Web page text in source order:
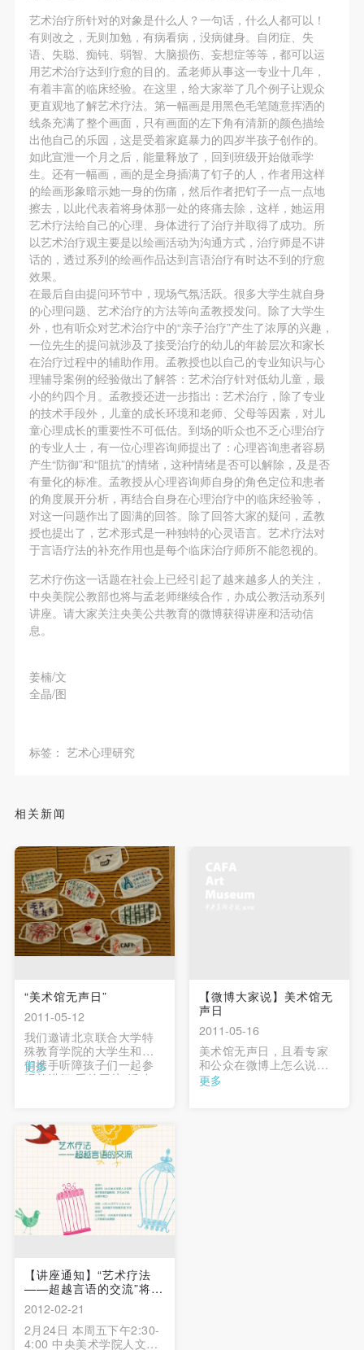
艺术治疗所针对的对象是什么人？一句话，什么人都可以！
有则改之，无则加勉，有病看病，没病健身。自闭症、失
语、失聪、痴钝、弱智、大脑损伤、妄想症等等，都可以运
用艺术治疗达到疗愈的目的。孟老师从事这一专业十几年，
有着丰富的临床经验。在这里，给大家举了几个例子让观众
更直观地了解艺术疗法。第一幅画是用黑色毛笔随意挥洒的
线条充满了整个画面，只有画面的左下角有清新的颜色描绘
出他自己的乐园，这是受着家庭暴力的四岁半孩子创作的。
如此宣泄一个月之后，能量释放了，回到班级开始做乖学
生。还有一幅画，画的是全身插满了钉子的人，作者用这样
的绘画形象暗示她一身的伤痛，然后作者把钉子一点一点地
擦去，以此代表着将身体那一处的疼痛去除，这样，她运用
艺术疗法给自己的心理、身体进行了治疗并取得了成功。所
以艺术治疗观主要是以绘画活动为沟通方式，治疗师是不讲
话的，透过系列的绘画作品达到言语治疗有时达不到的疗愈
效果。
在最后自由提问环节中，现场气氛活跃。很多大学生就自身
的心理问题、艺术治疗的方法等向孟教授发问。除了大学生
外，也有听众对艺术治疗中的“亲子治疗”产生了浓厚的兴趣，
一位先生的提问就涉及了接受治疗的幼儿的年龄层次和家长
在治疗过程中的辅助作用。孟教授也以自己的专业知识与心
理辅导案例的经验做出了解答：艺术治疗针对低幼儿童，最
小的约四个月。孟教授还进一步指出：艺术治疗，除了专业
的技术手段外，儿童的成长环境和老师、父母等因素，对儿
童心理成长的重要性不可低估。到场的听众也不乏心理治疗
的专业人士，有一位心理咨询师提出了：心理咨询患者容易
产生“防御”和“阻抗”的情绪，这种情绪是否可以解除，及是否
有量化的标准。孟教授从心理咨询师自身的角色定位和患者
的角度展开分析，再结合自身在心理治疗中的临床经验等，
对这一问题作出了圆满的回答。除了回答大家的疑问，孟教
授也提出了，艺术形式是一种独特的心灵语言。艺术疗法对
于言语疗法的补充作用也是每个临床治疗师所不能忽视的。
艺术疗伤这一话题在社会上已经引起了越来越多人的关注，
中央美院公教部也将与孟老师继续合作，办成公教活动系列
讲座。请大家关注央美公共教育的微博获得讲座和活动信
息。
姜楠/文
全晶/图
标签： 艺术心理研究
相关新闻
“美术馆无声日”
2011-05-12
我们邀请北京联合大学特
殊教育学院的大学生和我
们携手听障孩子们一起参
观并进行“手绘工坊”活动，
声，我们安静的用手语交
流，用眼神沟通，用笑容
雀跃，哪怕用手舞足蹈来
表达我们的友情与尊重。
更多
【微博大家说】美术馆无
声日
2011-05-16
美术馆无声日，且看专家
和公众在微博上怎么说。
…
更多
【讲座通知】“艺术疗法
——超越言语的交流”将在
2月...
2012-02-21
2月24日 本周五下午2:30-
4:00 中央美术学院人文学
院美术馆与时代同行，努力塑造一个开放、自由、学
术的空间氛围，竭诚与各单位、企业、机构、艺术家
和观众进行良好互动。以学院的学术研究为基础，积
极策划国际、国内多视角、多领域的展览、论坛及公
共教育活动，为美院师生、中外艺术家以及社会公众
提供一个交流、学习、展示的平台。作为一家公益性
单位，其开展的公共教育活动以学术性和公益性为
主。
（3）、乙方为甲方拍摄中央美术学院公共教育部所
有公教活动。
二、拍摄内容、使用形式、使用地域范围
（1）、拍摄内容 乙方拍摄的带有甲方肖像的作品内
容包括：①中央美术学院美术馆②中央美术学院校园
内○3由中央美术学院公共教育部策划或执行的一切活
动。
（2）、使用形式 用于中央美术学院图书出版、销售
附带光盘及宣传资料。
（3）、使用地域范围
适用地域范围包括国内和国外。
使用肖像的媒介限于不损害甲方肖像权的任何媒介
（如杂志、网络等）。
三、肖像权使用期限
永久使用。
四、许可使用费用
带有甲方肖像作品的拍摄费用由乙方承担。
乙方于拍摄完带有甲方肖像的作品无需支付甲方任何
费用。
附则
本协议的补充协议，并不得违反相关法律法规规定。
（2）、本协议自甲乙双方签字（盖章）、勾选之日
份，甲乙双方各执一份，均具有同等法律效力。
同意者意味着放弃参加此次活动的权利。凡参加这次
意，同时知晓并同意本免责声明。参加者签名/勾选
后，视作其家属也已知晓并同意。
我已认真阅读上述条款，并且同意。
院美术馆与时代同行，努力塑造一个开放、自由、学
术的空间氛围，竭诚与各单位、企业、机构、艺术家
和观众进行良好互动。以学院的学术研究为基础，积
极策划国际、国内多视角、多领域的展览、论坛及公
共教育活动，为美院师生、中外艺术家以及社会公众
提供一个交流、学习、展示的平台。作为一家公益性
单位，其开展的公共教育活动以学术性和公益性为
主。
（3）、乙方为甲方拍摄中央美术学院公共教育部所
有公教活动。
二、拍摄内容、使用形式、使用地域范围
（1）、拍摄内容 乙方拍摄的带有甲方肖像的作品内
容包括：①中央美术学院美术馆②中央美术学院校园
内○3由中央美术学院公共教育部策划或执行的一切活
动。
（2）、使用形式 用于中央美术学院图书出版、销售
附带光盘及宣传资料。
（3）、使用地域范围
适用地域范围包括国内和国外。
使用肖像的媒介限于不损害甲方肖像权的任何媒介
（如杂志、网络等）。
三、肖像权使用期限
永久使用。
四、许可使用费用
带有甲方肖像作品的拍摄费用由乙方承担。
乙方于拍摄完带有甲方肖像的作品无需支付甲方任何
费用。
附则
本协议的补充协议，并不得违反相关法律法规规定。
（2）、本协议自甲乙双方签字（盖章）、勾选之日
份，甲乙双方各执一份，均具有同等法律效力。
同意者意味着放弃参加此次活动的权利。凡参加这次
意，同时知晓并同意本免责声明。参加者签名/勾选
后，视作其家属也已知晓并同意。
我已认真阅读上述条款，并且同意。
院美术馆与时代同行，努力塑造一个开放、自由、学
术的空间氛围，竭诚与各单位、企业、机构、艺术家
和观众进行良好互动。以学院的学术研究为基础，积
极策划国际、国内多视角、多领域的展览、论坛及公
共教育活动，为美院师生、中外艺术家以及社会公众
提供一个交流、学习、展示的平台。作为一家公益性
单位，其开展的公共教育活动以学术性和公益性为
主。
（3）、乙方为甲方拍摄中央美术学院公共教育部所
有公教活动。
二、拍摄内容、使用形式、使用地域范围
（1）、拍摄内容 乙方拍摄的带有甲方肖像的作品内
容包括：①中央美术学院美术馆②中央美术学院校园
内○3由中央美术学院公共教育部策划或执行的一切活
动。
（2）、使用形式 用于中央美术学院图书出版、销售
附带光盘及宣传资料。
（3）、使用地域范围
适用地域范围包括国内和国外。
使用肖像的媒介限于不损害甲方肖像权的任何媒介
（如杂志、网络等）。
三、肖像权使用期限
永久使用。
四、许可使用费用
带有甲方肖像作品的拍摄费用由乙方承担。
乙方于拍摄完带有甲方肖像的作品无需支付甲方任何
费用。
附则
本协议的补充协议，并不得违反相关法律法规规定。
（2）、本协议自甲乙双方签字（盖章）、勾选之日
份，甲乙双方各执一份，均具有同等法律效力。
同意者意味着放弃参加此次活动的权利。凡参加这次
意，同时知晓并同意本免责声明。参加者签名/勾选
后，视作其家属也已知晓并同意。
我已认真阅读上述条款，并且同意。
验证码
登录
可使用雅昌艺术网会员账户登录